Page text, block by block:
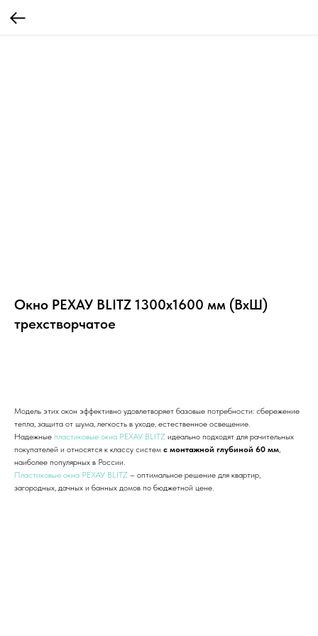
Окно РЕХАУ BLITZ 1300х1600 мм (ВхШ)
трехстворчатое
Модель этих окон эффективно удовлетворяет базовые потребности: сбережение
тепла, защита от шума, легкость в уходе, естественное освещение.
Надежные пластиковые окна РЕХАУ BLITZ идеально подходят для рачительных
покупателей и относятся к классу систем с монтажной глубиной 60 мм,
наиболее популярных в России.
Пластиковые окна РЕХАУ BLITZ – оптимальное решение для квартир,
загородных, дачных и банных домов по бюджетной цене.